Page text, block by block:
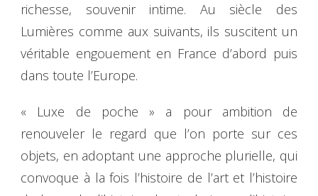
richesse, souvenir intime. Au siècle des
Lumières comme aux suivants, ils suscitent un
véritable engouement en France d’abord puis
dans toute l’Europe.
« Luxe de poche » a pour ambition de
renouveler le regard que l’on porte sur ces
objets, en adoptant une approche plurielle, qui
convoque à la fois l’histoire de l’art et l’histoire